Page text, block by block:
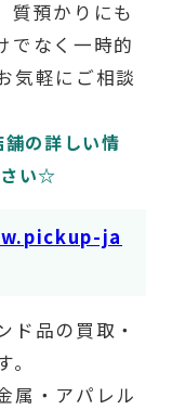
質預かりにも
でなく一時的
気軽にご相談
の詳しい情
さい☆
ja
ド品の買取・
属・アパレル